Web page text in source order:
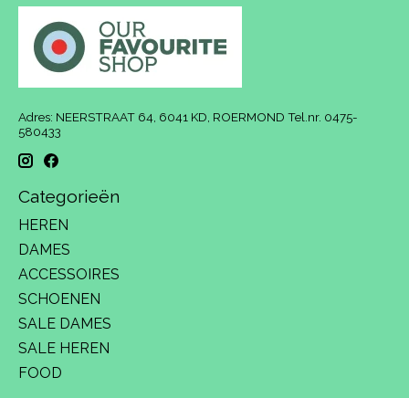
Adres: NEERSTRAAT 64, 6041 KD, ROERMOND Tel.nr. 0475-
580433
Categorieën
HEREN
DAMES
ACCESSOIRES
SCHOENEN
SALE DAMES
SALE HEREN
FOOD